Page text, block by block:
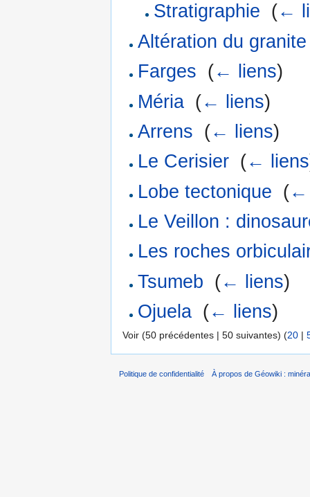
Stratigraphie (←
Altération du granite
Farges (← liens)
Méria (← liens)
Arrens (← liens)
Le Cerisier (← liens
Lobe tectonique (←
Le Veillon :
Les roches
Tsumeb (← liens)
Ojuela (← liens)
Voir (50 précédentes | 50 suivantes) (20 |
Politique de confidentialité À propos de Géowiki :